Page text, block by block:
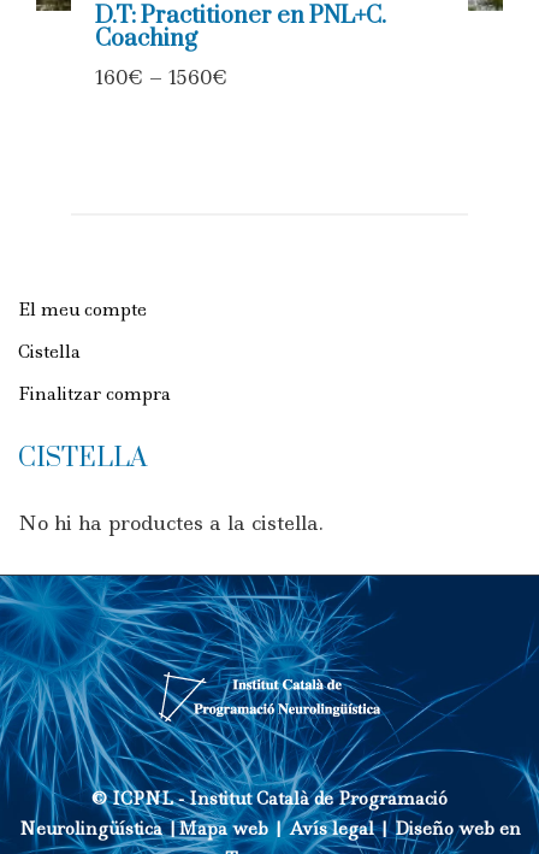
D.T: Practitioner en PNL+C.
Coaching
160€ –1560€
El meu compte
Cistella
Finalitzar compra
CISTELLA
No hi ha productes a la cistella.
© ICPNL -Institut Català de Programació
Neurolingüística|Mapa web|Avís legal|Diseño web en